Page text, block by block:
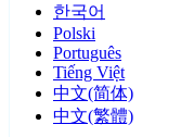
한국어
Polski
Português
Tiếng Việt
中文(简体)
中文(繁體)